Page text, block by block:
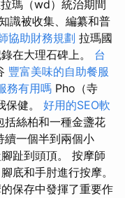
瑪（wd）統治期間
識被收集、編纂和普
協助財務規劃 拉瑪國
在大理石碑上。 台
豐富美味的自助餐服
務有用嗎 Pho（寺
保健。 好用的SEO軟
括絲柏和一種金盞花
續一個半到兩個小
趾到頭頂。 按摩師
底和手肘進行按摩。
保存中發揮了重要作